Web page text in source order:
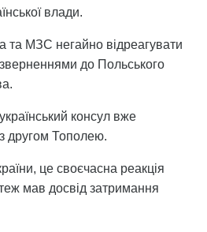
влади.
та МЗС негайно відреагувати
до Польського
консул вже
другом Тополею.
це своєчасна реакція
мав досвід затримання